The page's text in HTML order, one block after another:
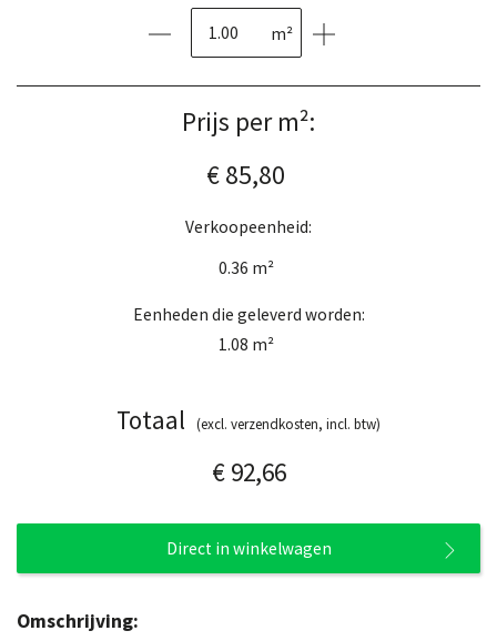
m²
Prijs per m²:
€ 85,80
Verkoopeenheid:
0.36 m²
Eenheden die geleverd worden:
1.08 m²
Totaal (excl. verzendkosten, incl. btw)
€ 92,66
Direct in winkelwagen
Omschrijving: